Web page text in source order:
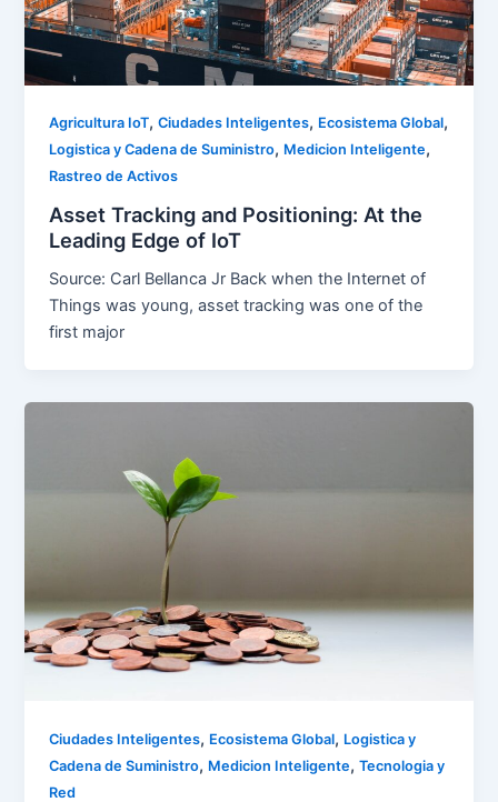
Agricultura IoT,Ciudades Inteligentes, Ecosistema Global,
Logistica y Cadena de Suministro, Medicion Inteligente,
Rastreo de Activos
Asset Tracking and Positioning: At the
Leading Edge of IoT
Source: Carl Bellanca Jr Back when the Internet of
Things was young, asset tracking was one of the
first major
Ciudades Inteligentes, Ecosistema Global, Logistica y
Cadena de Suministro, Medicion Inteligente,Tecnologia y
Red